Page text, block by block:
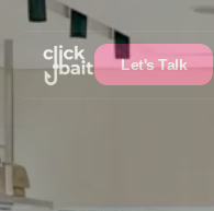
Let's Talk